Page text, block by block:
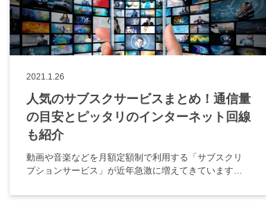
2021.1.26
人気のサブスクサービスまとめ！通信量
の目安とピッタリのインターネット回線
も紹介
動画や音楽などを月額定額制で利用する「サブスクリ
プションサービス」が近年急激に増えてきています。
んなサービスが人気なのか どのくらい通信量を使うの